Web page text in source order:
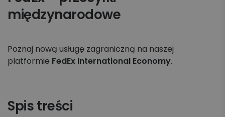
Ustawienia
Płatności i faktury
Nadawanie
międzynarodowe
Poznaj nową usługę zagraniczną na naszej
platformie FedEx International Economy.
Spis treści